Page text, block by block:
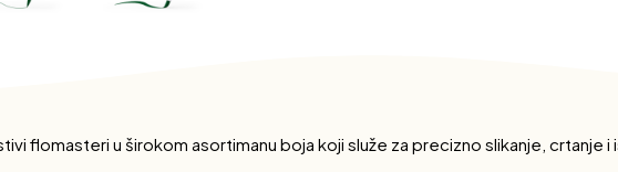
flomasteri u širokom asortimanu boja koji služe za precizno slikanje, crtanje